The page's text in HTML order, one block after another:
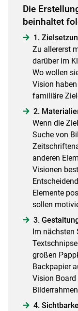
Die
beinhaltet
1.
Zu allererst
darüber im
Wo wollen
Vision
familiäre
2.
Wenn die
Suche von
anderen
Visionen
Elemente
sollen
3.
Im nächsten
großen
Backpapier
Vision
4.